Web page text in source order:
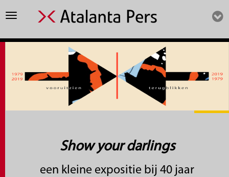
Toggle
Show your darlings
een kleine expositie bij 40 jaar